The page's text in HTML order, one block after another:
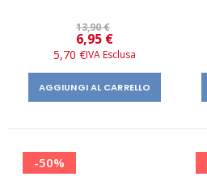
13,90 €
Prezzo
speciale
6,95 €
5,70 €
AGGIUNGI AL CARRELLO
-50%